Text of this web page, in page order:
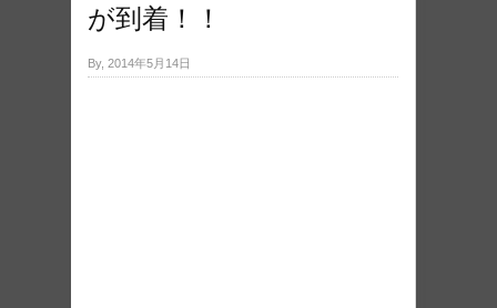
が到着！！
By, 2014年5月14日